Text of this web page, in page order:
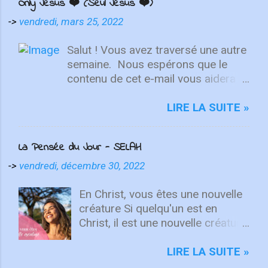
Only Jesus ❤️ (Seul Jésus ❤️)
-> vendredi, mars 25, 2022
Salut ! Vous avez traversé une autre
semaine. ⁣ Nous espérons que le
contenu de cet e-mail vous aidera à
Quelle que soit la semaine que vous
une nouvelle chance de se détendre
et de se reposer en Lui. "Puisque
attachez vos cœurs aux choses
d'en haut, où Christ est assis à la
droite de Dieu. Ayez l'esprit sur les
choses d'en haut, non sur les
choses terrestres" - Colossiens
LIRE LA SUITE »
La Pensée du Jour - SELAH
-> vendredi, décembre 30, 2022
En Christ, vous êtes une nouvelle
créature Si quelqu'un est en
Christ, il est une nouvelle créature.
passées ; voici, toutes choses
LIRE LA SUITE »